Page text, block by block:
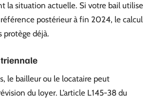
la situation actuelle. Si votre bail utilise
postérieur à fin 2024, le calcul
protège déjà.
le bailleur ou le locataire peut
du loyer. L’article L145-38 du